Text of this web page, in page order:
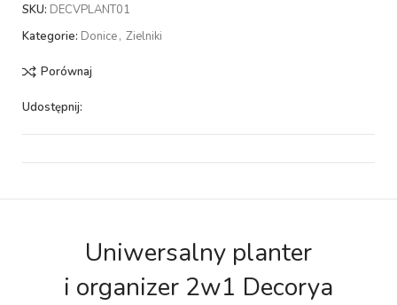
SKU: DECVPLANT01
Kategorie: Donice, Zielniki
Porównaj
Udostępnij:
Uniwersalny planter
i organizer 2w1 Decorya